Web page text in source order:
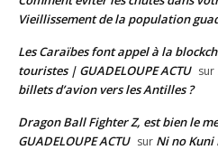
Vieillissement de la population
Les Caraïbes font appel à la
touristes | GUADELOUPE ACTU sur
billets d’avion vers les Antilles ?
Dragon Ball Fighter Z, est bien le
GUADELOUPE ACTU sur Ni no Kuni